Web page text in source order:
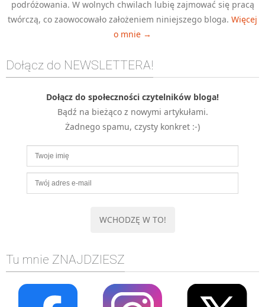
JavaScript
PHP
WordPress
MOBILE
Android
KONTROLA WERSJI
SQL
EXCEL
BIZNES
podróżowania. W wolnych chwilach lubię zajmować się pracą
twórczą, co zaowocowało założeniem niniejszego bloga. Więcej
o mnie →
Dołącz do NEWSLETTERA!
Dołącz do społeczności czytelników bloga!
Bądź na bieżąco z nowymi artykułami.
Żadnego spamu, czysty konkret :-)
Tu mnie ZNAJDZIESZ